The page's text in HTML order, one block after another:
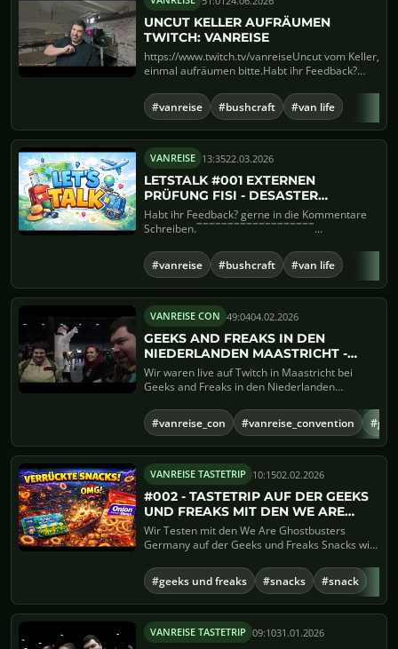
UNCUT KELLER AUFRÄUMEN
TWITCH: VANREISE
https://www.twitch.tv/vanreiseUncut vom Keller,
einmal aufräumen bitte.Habt ihr Feedback?
#vanreise #bushcraft #van life
VANREISE 13:3522.03.2026
LETSTALK #001 EXTERNEN
PRÜFUNG FISI - DESASTER
BILDUNGSSTÄTTE -
DROHNENFÜHRERSCHEIN - AUTO -
Habt ihr Feedback? gerne in die Kommentare
Schreiben.‾‾‾‾‾‾‾‾‾‾‾‾‾‾‾‾‾‾‾...
#vanreise #bushcraft #van life
VANREISE CON 49:0404.02.2026
GEEKS AND FREAKS IN DEN
NIEDERLANDEN MAASTRICHT -
TWITCH CUT
Wir waren live auf Twitch in Maastricht bei
Geeks and Freaks in den Niederlanden
#vanreise_con #vanreise_convention
VANREISE TASTETRIP 10:1502.02.2026
#002 - TASTETRIP AUF DER GEEKS
UND FREAKS MIT DEN WE ARE
GHOSTBUSTERS GERMANY
Wir Testen mit den We Are Ghostbusters
Germany auf der Geeks und Freaks Snacks wie:
#geeks und freaks #snacks #snack
VANREISE TASTETRIP 09:1031.01.2026